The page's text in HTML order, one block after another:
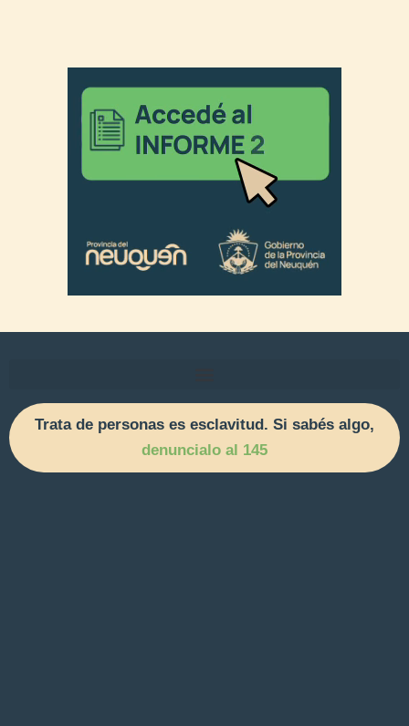
Trata de personas es esclavitud. Si sabés algo,
denuncialo al 145